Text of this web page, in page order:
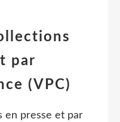
par
(VPC)
en presse et par